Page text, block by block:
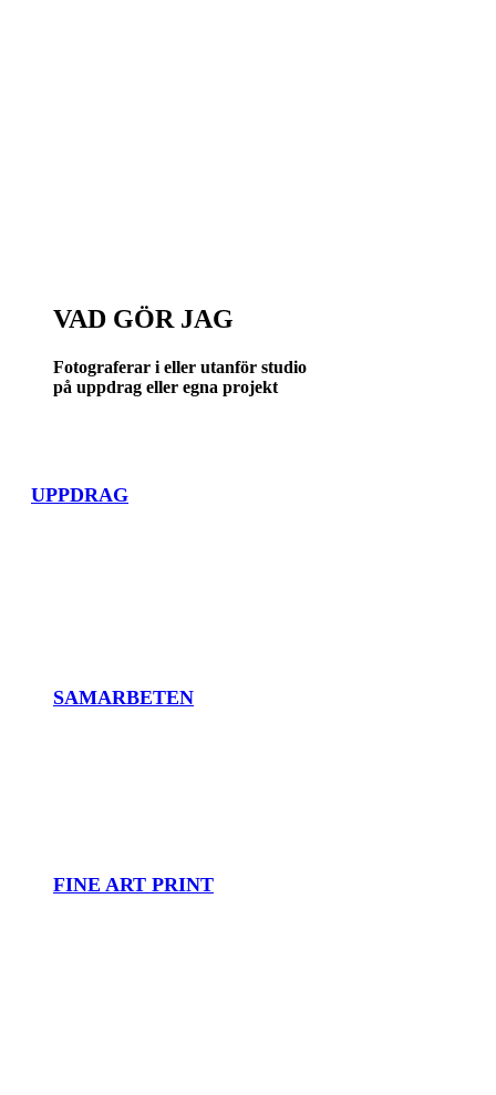
VAD GÖR JAG
Fotograferar i eller utanför studio
på uppdrag eller egna projekt
UPPDRAG
SAMARBETEN
FINE ART PRINT